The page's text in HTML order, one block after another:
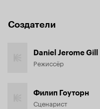
Создатели
Daniel Jerome Gill
Режиссёр
Филип Гоуторн
Сценарист